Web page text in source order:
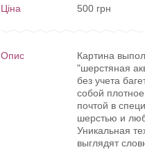
Ціна 500 грн
Опис
Картина
"шерстяная
без учета
собой
почтой в
шерстью и
Уникальная
выглядят